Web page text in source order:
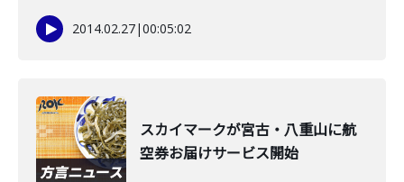
2014.02.27|00:05:02
スカイマークが宮古・八重山に航
空券お届けサービス開始